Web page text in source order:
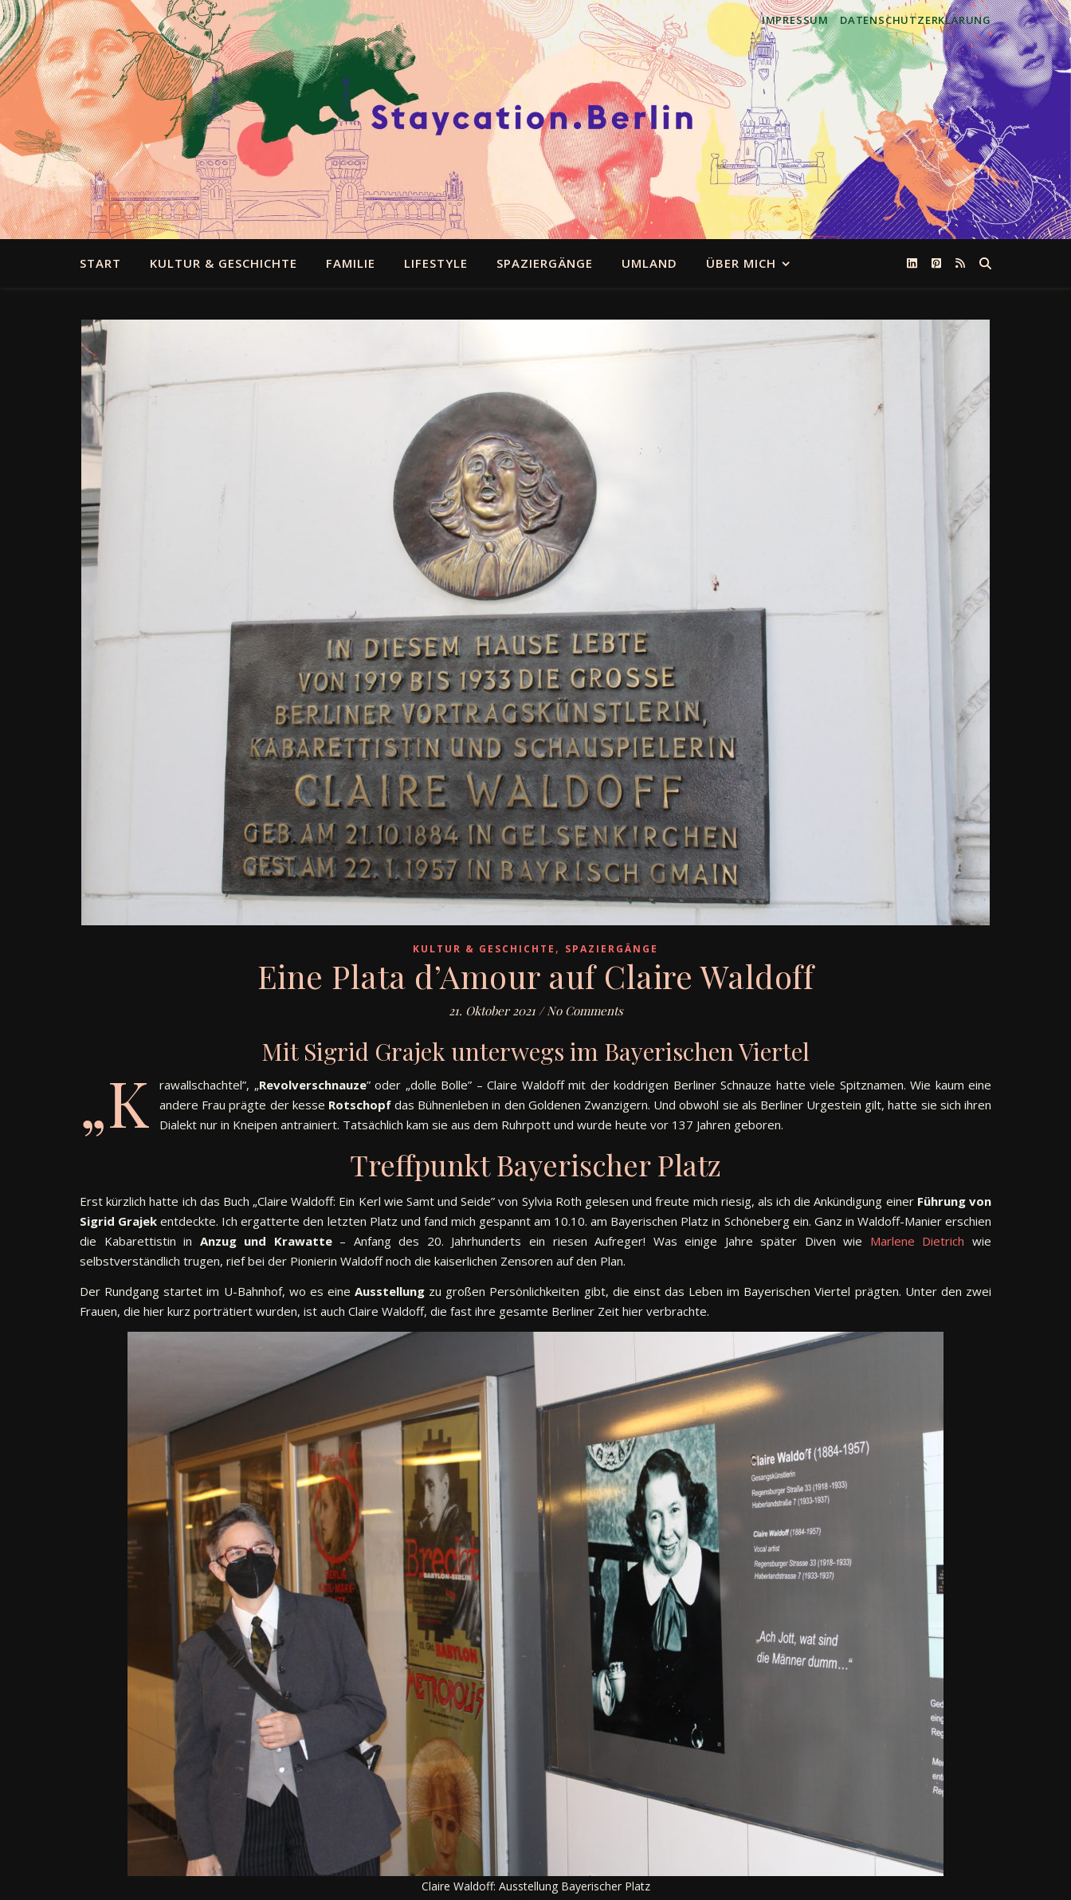
IMPRESSUM DATENSCHUTZERKLÄRUNG
START KULTUR & GESCHICHTE FAMILIE LIFESTYLE SPAZIERGÄNGE UMLAND ÜBER MICH
KULTUR & GESCHICHTE , SPAZIERGÄNGE
Eine Plata d’Amour auf Claire Waldoff
21. Oktober 2021 / No Comments
Mit Sigrid Grajek unterwegs im Bayerischen Viertel
„K rawallschachtel”, „Revolverschnauze” oder „dolle Bolle” – Claire Waldoff mit der koddrigen Berliner Schnauze hatte viele Spitznamen. Wie kaum eine
andere Frau prägte der kesse Rotschopfdas Bühnenleben in den Goldenen Zwanzigern. Und obwohl sie als Berliner Urgestein gilt, hatte sie sich ihren
Dialekt nur in Kneipen antrainiert. Tatsächlich kam sie aus dem Ruhrpott und wurde heute vor 137 Jahren geboren.
Treffpunkt Bayerischer Platz
Erst kürzlich hatte ich das Buch „Claire Waldoff: Ein Kerl wie Samt und Seide” von Sylvia Roth gelesen und freute mich riesig, als ich die Ankündigung einer Führung von
Sigrid Grajekentdeckte. Ich ergatterte den letzten Platz und fand mich gespannt am 10.10. am Bayerischen Platz in Schöneberg ein. Ganz in Waldoff-Manier erschien
die Kabarettistin in Anzug und Krawatte– Anfang des 20. Jahrhunderts ein riesen Aufreger! Was einige Jahre später Diven wie Marlene Dietrich wie
selbstverständlich trugen, rief bei der Pionierin Waldoff noch die kaiserlichen Zensoren auf den Plan.
Der Rundgang startet im U-Bahnhof, wo es eineAusstellung zu großen Persönlichkeiten gibt, die einst das Leben im Bayerischen Viertel prägten. Unter den zwei
Frauen, die hier kurz porträtiert wurden, ist auch Claire Waldoff, die fast ihre gesamte Berliner Zeit hier verbrachte.
Claire Waldoff: Ausstellung Bayerischer Platz